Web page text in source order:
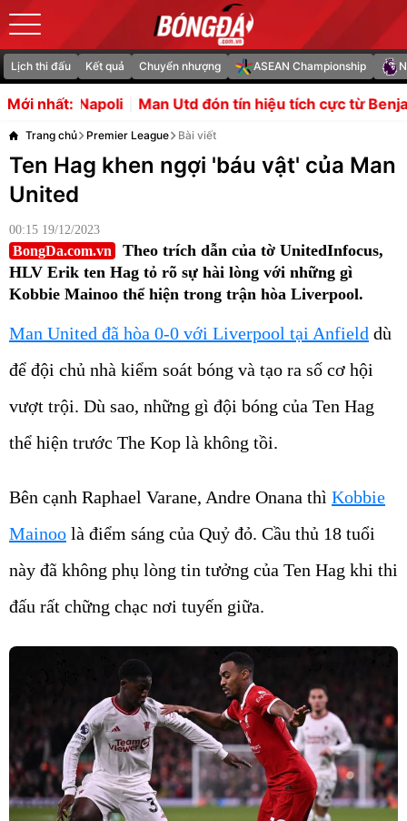
Lịch thi đấu Kết quả Chuyển nhượng ASEAN Championship
Mới nhất:
Utd đón tín hiệu tích cực từ Benjamin Sesko Bản
Trang chủ Premier League Bài viết
Ten Hag khen ngợi 'báu vật' của Man
United
00:15 19/12/2023
BongDa.com.vn
Theo trích dẫn của tờ UnitedInfocus,
HLV Erik ten Hag tỏ rõ sự hài lòng với những gì
Kobbie Mainoo thể hiện trong trận hòa Liverpool.
Man United đã hòa 0-0 với Liverpool tại Anfield dù
để đội chủ nhà kiểm soát bóng và tạo ra số cơ hội
vượt trội. Dù sao, những gì đội bóng của Ten Hag
thể hiện trước The Kop là không tồi.
Bên cạnh Raphael Varane, Andre Onana thì Kobbie
Mainoo là điểm sáng của Quỷ đỏ. Cầu thủ 18 tuổi
này đã không phụ lòng tin tưởng của Ten Hag khi thi
đấu rất chững chạc nơi tuyến giữa.